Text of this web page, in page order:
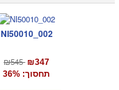
NI50010_002
₪545 ₪347
תחסוך: 36%